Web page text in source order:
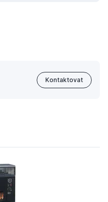
Kontaktovat